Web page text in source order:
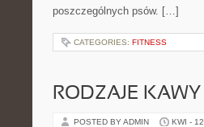
poszczególnych psów. […]
CATEGORIES: FITNESS
RODZAJE KAWY
POSTED BY ADMIN KWI -